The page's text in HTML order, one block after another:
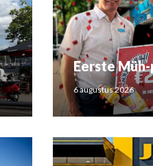
Eerste
6 augustus 2026